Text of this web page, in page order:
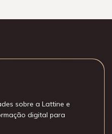
sobre a Lattine e
digital para